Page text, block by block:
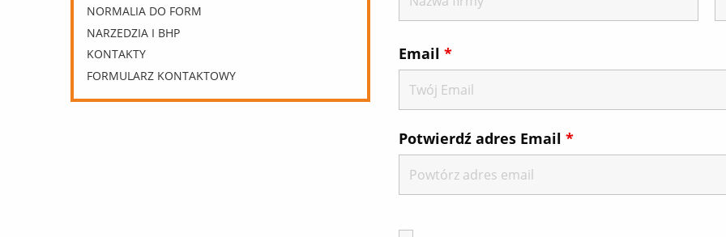
NORMALIA DO FORM
NARZEDZIA I BHP
KONTAKTY
FORMULARZ KONTAKTOWY
Email *
Potwierdź adres Email *